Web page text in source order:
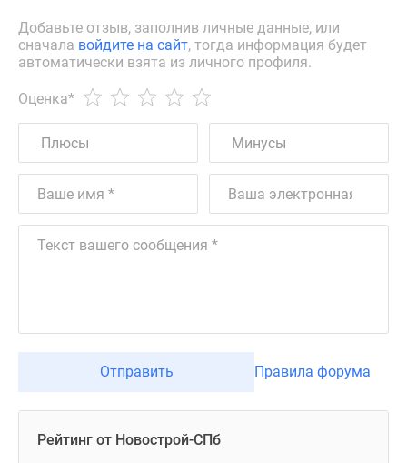
Добавьте отзыв, заполнив личные данные, или
сначала войдите на сайт, тогда информация будет
автоматически взята из личного профиля.
Оценка*
Отправить Правила форума
Рейтинг от Новострой-СПб